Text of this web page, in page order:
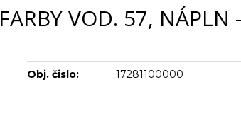
FARBY VOD. 57, NÁPLN
Obj. čislo: 17281100000